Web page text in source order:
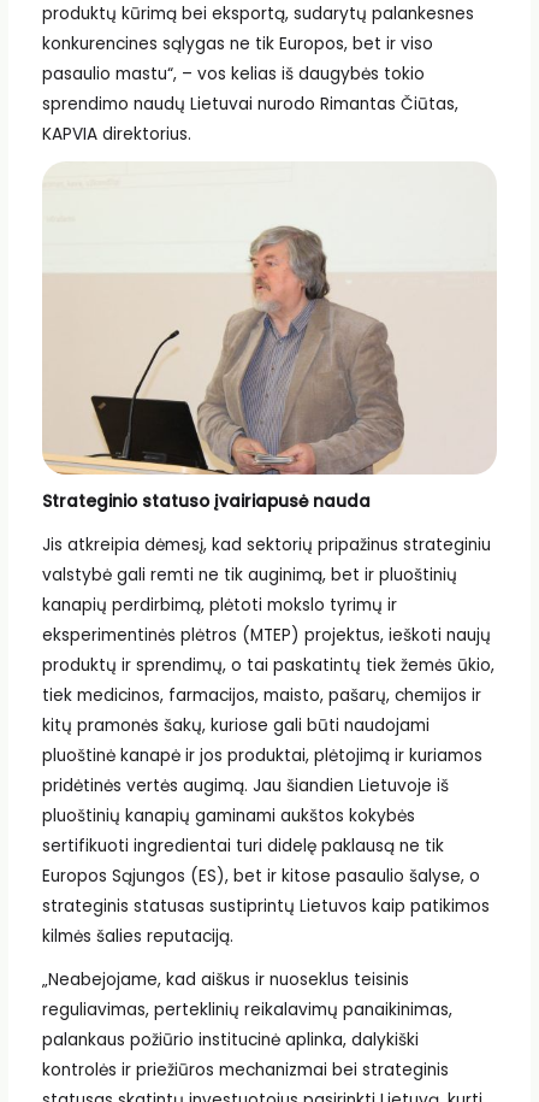
produktų kūrimą bei eksportą, sudarytų palankesnes
konkurencines sąlygas ne tik Europos, bet ir viso
pasaulio mastu“, – vos kelias iš daugybės tokio
sprendimo naudų Lietuvai nurodo Rimantas Čiūtas,
KAPVIA direktorius.
Strateginio statuso įvairiapusė nauda
Jis atkreipia dėmesį, kad sektorių pripažinus strateginiu
valstybė gali remti ne tik auginimą, bet ir pluoštinių
kanapių perdirbimą, plėtoti mokslo tyrimų ir
eksperimentinės plėtros (MTEP) projektus, ieškoti naujų
produktų ir sprendimų, o tai paskatintų tiek žemės ūkio,
tiek medicinos, farmacijos, maisto, pašarų, chemijos ir
kitų pramonės šakų, kuriose gali būti naudojami
pluoštinė kanapė ir jos produktai, plėtojimą ir kuriamos
pridėtinės vertės augimą. Jau šiandien Lietuvoje iš
pluoštinių kanapių gaminami aukštos kokybės
sertifikuoti ingredientai turi didelę paklausą ne tik
Europos Sąjungos (ES), bet ir kitose pasaulio šalyse, o
strateginis statusas sustiprintų Lietuvos kaip patikimos
kilmės šalies reputaciją.
„Neabejojame, kad aiškus ir nuoseklus teisinis
reguliavimas, perteklinių reikalavimų panaikinimas,
palankaus požiūrio institucinė aplinka, dalykiški
kontrolės ir priežiūros mechanizmai bei strateginis